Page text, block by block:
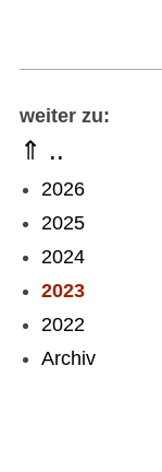
weiter zu:
⇑ ..
2026
2025
2024
2023
2022
Archiv